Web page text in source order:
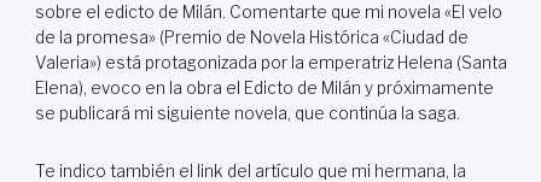
sobre el edicto de Milán. Comentarte que mi novela «El velo
de la promesa» (Premio de Novela Histórica «Ciudad de
Valeria») está protagonizada por la emperatriz Helena (Santa
Elena), evoco en la obra el Edicto de Milán y próximamente
se publicará mi siguiente novela, que continúa la saga.
Te indico también el link del artículo que mi hermana, la